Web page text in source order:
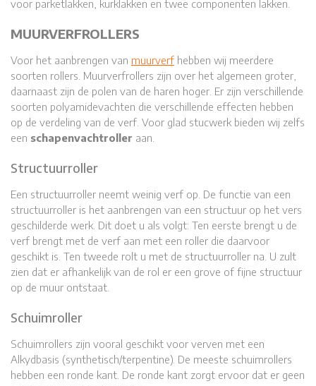
voor parketlakken, kurklakken en twee componenten lakken.
MUURVERFROLLERS
Voor het aanbrengen van muurverf hebben wij meerdere
soorten rollers. Muurverfrollers zijn over het algemeen groter,
daarnaast zijn de polen van de haren hoger. Er zijn verschillende
soorten polyamidevachten die verschillende effecten hebben
op de verdeling van de verf. Voor glad stucwerk bieden wij zelfs
een schapenvachtroller aan.
Structuurroller
Een structuurroller neemt weinig verf op. De functie van een
structuurroller is het aanbrengen van een structuur op het vers
geschilderde werk. Dit doet u als volgt: Ten eerste brengt u de
verf brengt met de verf aan met een roller die daarvoor
geschikt is. Ten tweede rolt u met de structuurroller na. U zult
zien dat er afhankelijk van de rol er een grove of fijne structuur
op de muur ontstaat.
Schuimroller
Schuimrollers zijn vooral geschikt voor verven met een
Alkydbasis (synthetisch/terpentine). De meeste schuimrollers
hebben een ronde kant. De ronde kant zorgt ervoor dat er geen